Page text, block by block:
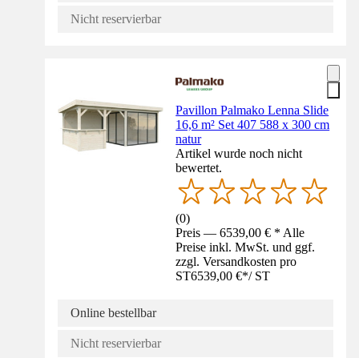
Nicht reservierbar
Pavillon Palmako Lenna Slide
16,6 m² Set 407 588 x 300 cm
natur
Artikel wurde noch nicht
bewertet.
(0)
Preis — 6539,00 € * Alle
Preise inkl. MwSt. und ggf.
zzgl. Versandkosten pro
ST6539,00 €*/ ST
Online bestellbar
Nicht reservierbar